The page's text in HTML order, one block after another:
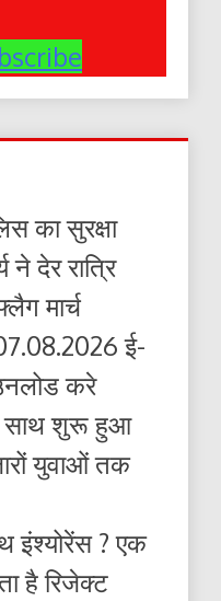
का सुरक्षा
देर रात्रि
मार्च
ई-
करे
साथ शुरू हुआ
युवाओं तक
इंश्योरेंस ? एक
है रिजेक्ट